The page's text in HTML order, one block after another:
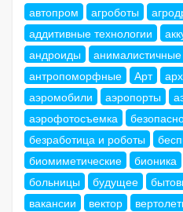
автопром
агроботы
аддитивные технологии
андроиды
анималистичные
антропоморфные
Арт
аэромобили
аэропорты
аэрофотосъемка
безработица и роботы
биомиметические
бионика
больницы
будущее
вакансии
вектор